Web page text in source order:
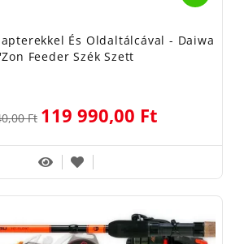
És Oldaltálcával - Daiwa
Feeder Szék Szett
Ft 119 990,00 Ft